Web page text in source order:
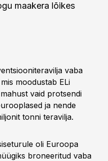
maakera lõikes
vaba
moodustab ELi
vaid protsendi
ja nende
tonni teravilja.
oli Euroopa
broneeritud vaba